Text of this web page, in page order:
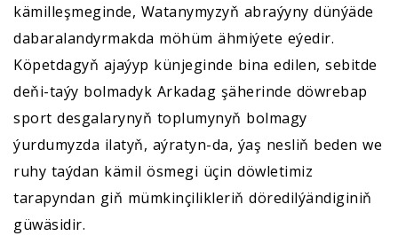
kämilleşmeginde, Watanymyzyň abraýyny dünýäde
dabaralandyrmakda möhüm ähmiýete eýedir.
Köpetdagyň ajaýyp künjeginde bina edilen, sebitde
deňi-taýy bolmadyk Arkadag şäherinde döwrebap
sport desgalarynyň toplumynyň bolmagy
ýurdumyzda ilatyň, aýratyn-da, ýaş nesliň beden we
ruhy taýdan kämil ösmegi üçin döwletimiz
tarapyndan giň mümkinçilikleriň döredilýändiginiň
güwäsidir.